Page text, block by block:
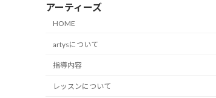
アーティーズ
HOME
artysについて
指導内容
レッスンについて